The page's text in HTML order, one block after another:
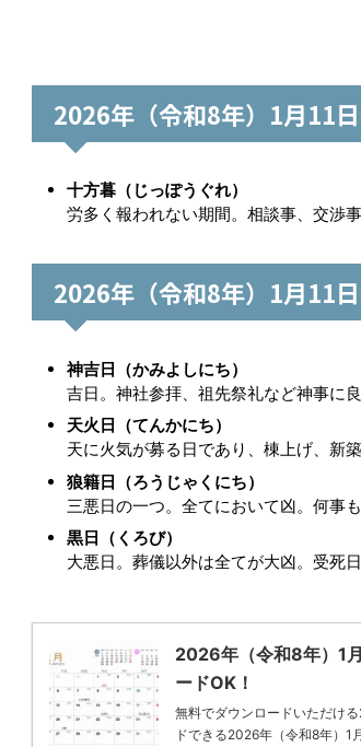
2026年（令和8年）1月11
十方暮（じっぽうぐれ）
労多く報われない期間。相談事、交渉
2026年（令和8年）1月11
神吉日（かみよしにち）
吉日。神社参拝、祖先祭礼など神事に良
天火日（てんかにち）
天に火気が募る日であり、棟上げ、新
狼籍日（ろうじゃくにち）
三悪日の一つ。全てにおいて凶。何事
黒日（くろび）
大悪日。葬儀以外は全てが大凶。受死日
2026年（令和8年）1
ードOK！
無料でダウンロードいただけ
ドできる2026年（令和8年）